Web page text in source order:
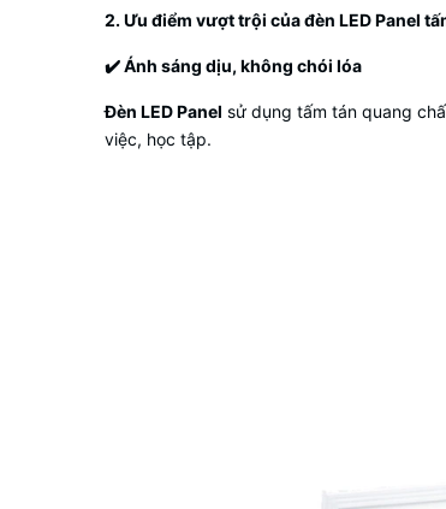
2. Ưu điểm vượt trội của đèn LED Panel
✔️Ánh sáng dịu, không chói lóa
Đèn LED Panel sử dụng tấm tán quang
việc, học tập.